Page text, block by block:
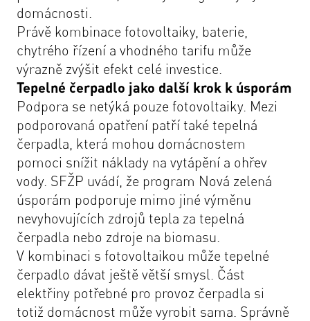
domácnosti.
Právě kombinace fotovoltaiky, baterie,
chytrého řízení a vhodného tarifu může
výrazně zvýšit efekt celé investice.
Tepelné čerpadlo jako další krok k úsporám
Podpora se netýká pouze fotovoltaiky. Mezi
podporovaná opatření patří také tepelná
čerpadla, která mohou domácnostem
pomoci snížit náklady na vytápění a ohřev
vody. SFŽP uvádí, že program Nová zelená
úsporám podporuje mimo jiné výměnu
nevyhovujících zdrojů tepla za tepelná
čerpadla nebo zdroje na biomasu.
V kombinaci s fotovoltaikou může tepelné
čerpadlo dávat ještě větší smysl. Část
elektřiny potřebné pro provoz čerpadla si
totiž domácnost může vyrobit sama. Správně